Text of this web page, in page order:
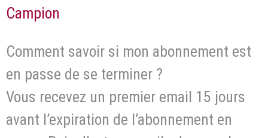
Campion
Comment savoir si mon abonnement est
en passe de se terminer ?
Vous recevez un premier email 15 jours
avant l’expiration de l’abonnement en